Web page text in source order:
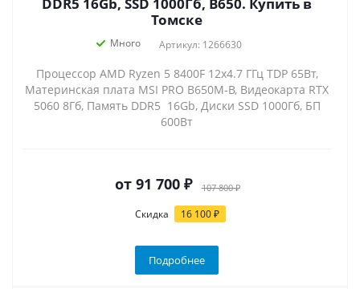
DDR5 16Gb, SSD 1000Гб, B650. Купить в
Томске
Много Артикул: 1266630
Процессор AMD Ryzen 5 8400F 12x4.7 ГГц TDP 65Вт,
Материнская плата MSI PRO B650M-B, Видеокарта RTX
5060 8Гб, Память DDR5 16Gb, Диски SSD 1000Гб, БП
600Вт
от 91 700 ₽ 107 800 ₽
Скидка 16 100 ₽
Подробнее